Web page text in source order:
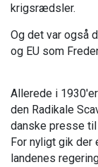
krigsrædsler.
Og det var også
og EU som
Allerede i
den Radikale
danske presse
For nyligt gik der
landenes